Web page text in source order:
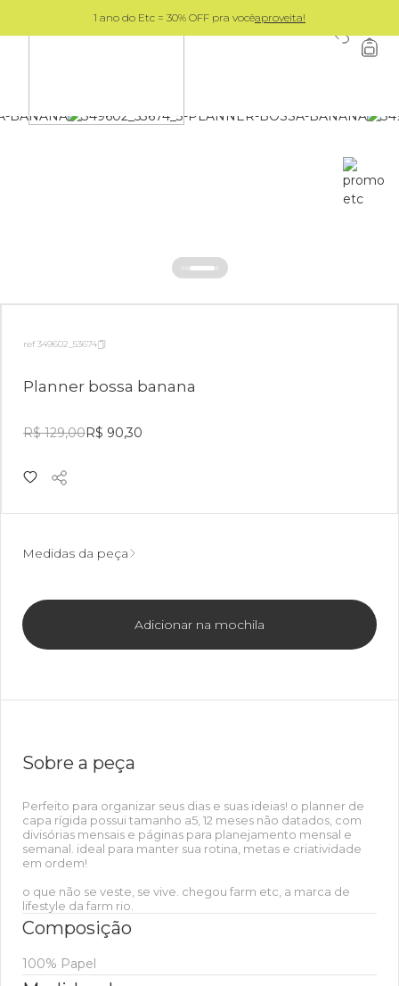
1 ano do Etc = 30% OFF pra vocêaproveita!
ref 349602_53674
Planner bossa banana
R$ 129,00R$ 90,30
Medidas da peça
Adicionar na mochila
Sobre a peça
Perfeito para organizar seus dias e suas ideias! o planner de
capa rígida possui tamanho a5, 12 meses não datados, com
divisórias mensais e páginas para planejamento mensal e
semanal. ideal para manter sua rotina, metas e criatividade
em ordem!
o que não se veste, se vive. chegou farm etc, a marca de
lifestyle da farm rio.
Composição
100% Papel